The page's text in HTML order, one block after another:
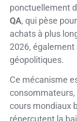
ponctuellement
QA, qui pèse
achats à plus
2026,
géopolitiques.
Ce mécanisme
consommateurs,
cours mondiaux
répercutent la